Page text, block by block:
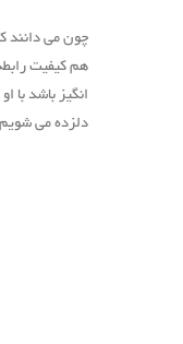
چون می دانند
هم کیفیت
انگیز باشد
دلزده می